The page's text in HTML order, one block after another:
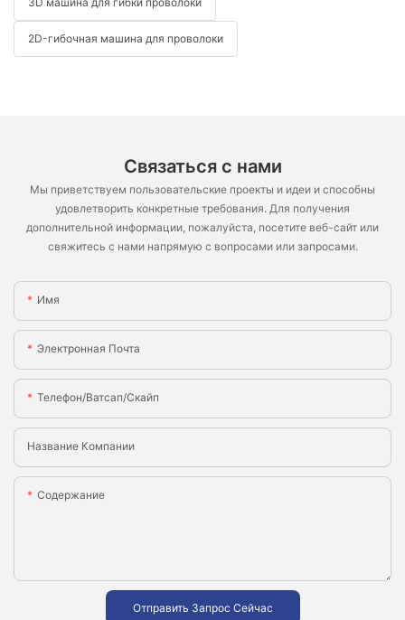
2D-гибочная машина для проволоки
Связаться с нами
Мы приветствуем пользовательские проекты и идеи и способны
удовлетворить конкретные требования. Для получения
дополнительной информации, пожалуйста, посетите веб-сайт или
свяжитесь с нами напрямую с вопросами или запросами.
Имя
Электронная Почта
Телефон/ватсап/скайп
Название Компании
Содержание
Отправить Запрос Сейчас